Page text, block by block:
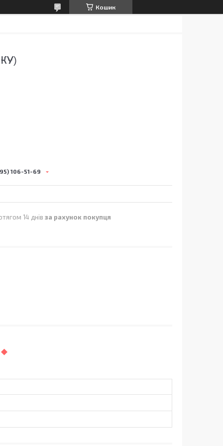
Кошик
106-51-69
14 днів за рахунок покупця